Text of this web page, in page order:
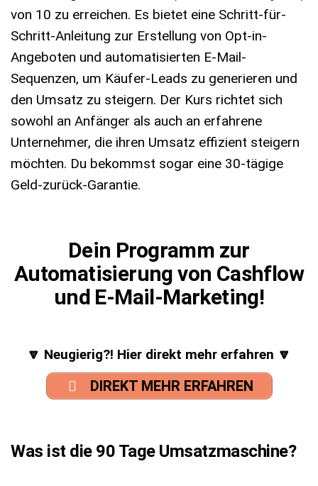
von 10 zu erreichen. Es bietet eine Schritt-für-
Schritt-Anleitung zur Erstellung von Opt-in-
Angeboten und automatisierten E-Mail-
Sequenzen, um Käufer-Leads zu generieren und
den Umsatz zu steigern. Der Kurs richtet sich
sowohl an Anfänger als auch an erfahrene
Unternehmer, die ihren Umsatz effizient steigern
möchten. Du bekommst sogar eine 30-tägige
Geld-zurück-Garantie.
Dein Programm zur
Automatisierung von Cashflow
und E-Mail-Marketing!
🔽 Neugierig?! Hier direkt mehr erfahren 🔽
DIREKT MEHR ERFAHREN
Was ist die 90 Tage Umsatzmaschine?